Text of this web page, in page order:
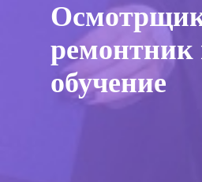
ремонтник
обучение